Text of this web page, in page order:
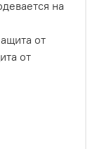
на
от
от